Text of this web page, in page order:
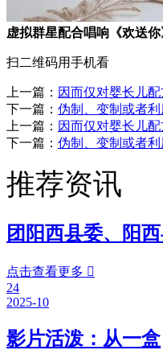
虚拟群星配合唱响《欢送
扫二维码用手机看
上一篇： 因而仅对婴长儿
下一篇： 伪制、变制或者
上一篇： 因而仅对婴长儿
下一篇： 伪制、变制或者
推荐资讯
团阳西县委、阳
点击查看更多 
24
2025-10
影片活泼：从一盒